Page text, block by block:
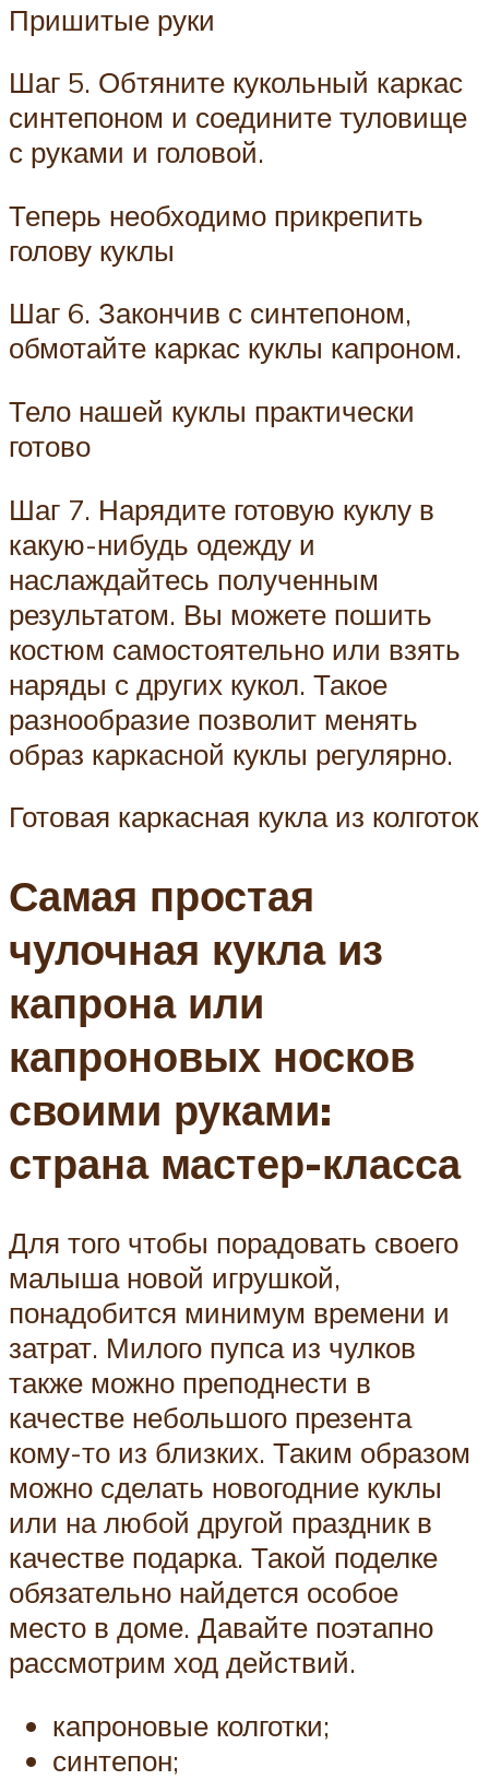
Пришитые руки
Шаг 5. Обтяните кукольный каркас
синтепоном и соедините туловище
с руками и головой.
Теперь необходимо прикрепить
голову куклы
Шаг 6. Закончив с синтепоном,
обмотайте каркас куклы капроном.
Тело нашей куклы практически
готово
Шаг 7. Нарядите готовую куклу в
какую-нибудь одежду и
наслаждайтесь полученным
результатом. Вы можете пошить
костюм самостоятельно или взять
наряды с других кукол. Такое
разнообразие позволит менять
образ каркасной куклы регулярно.
Готовая каркасная кукла из колготок
Самая простая
чулочная кукла из
капрона или
капроновых носков
своими руками:
страна мастер-класса
Для того чтобы порадовать своего
малыша новой игрушкой,
понадобится минимум времени и
затрат. Милого пупса из чулков
также можно преподнести в
качестве небольшого презента
кому-то из близких. Таким образом
можно сделать новогодние куклы
или на любой другой праздник в
качестве подарка. Такой поделке
обязательно найдется особое
место в доме. Давайте поэтапно
рассмотрим ход действий.
капроновые колготки;
синтепон;